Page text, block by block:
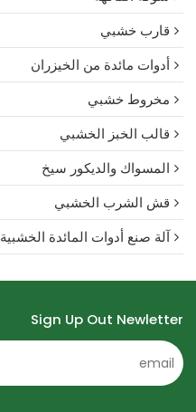
قارب خشبي
أدوات مائدة من الخيزران
مخروط خشبي
قالب الخبز الخشبي
المسواك والديكور سيخ
قش الشرب الخشبي
آلة صنع أدوات المائدة الخشبية
Sign Up Out Newletter